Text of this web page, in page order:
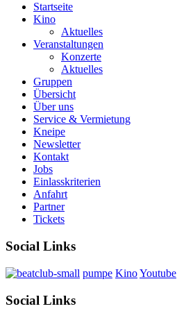
Startseite
Kino
Aktuelles
Veranstaltungen
Konzerte
Aktuelles
Gruppen
Übersicht
Über uns
Service & Vermietung
Kneipe
Newsletter
Kontakt
Jobs
Einlasskriterien
Anfahrt
Partner
Tickets
Social Links
pumpe KinoYoutube
Social Links